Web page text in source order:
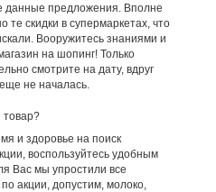
данные предложения. Вполне
те скидки в супермаркетах, что
Вооружитесь знаниями и
на шопинг! Только
смотрите на дату, вдруг
не началась.
товар?
и здоровье на поиск
воспользуйтесь удобным
Вас мы упростили все
акции, допустим, молоко,